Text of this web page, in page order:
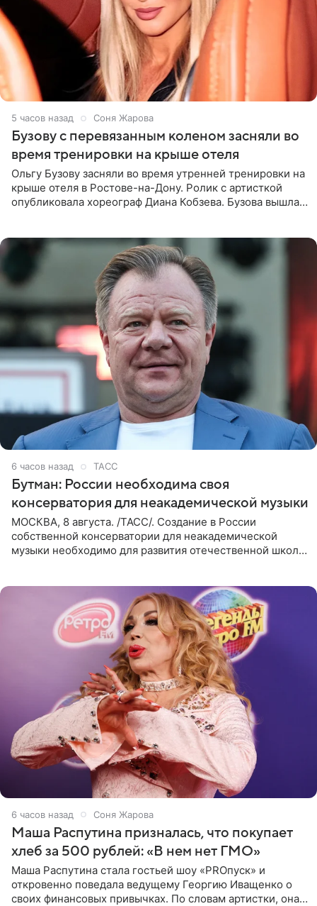
5 часов назад Соня Жарова
Бузову с перевязанным коленом засняли во
время тренировки на крыше отеля
Ольгу Бузову засняли во время утренней тренировки на
крыше отеля в Ростове-на-Дону. Ролик с артисткой
опубликовала хореограф Диана Кобзева. Бузова вышла
6 часов назад ТАСС
Бутман: России необходима своя
консерватория для неакадемической музыки
МОСКВА, 8 августа. /ТАСС/. Создание в России
собственной консерватории для неакадемической
музыки необходимо для развития отечественной школы
6 часов назад Соня Жарова
Маша Распутина призналась, что покупает
хлеб за 500 рублей: «В нем нет ГМО»
Маша Распутина стала гостьей шоу «PROпуск» и
откровенно поведала ведущему Георгию Иващенко о
своих финансовых привычках. По словам артистки, она